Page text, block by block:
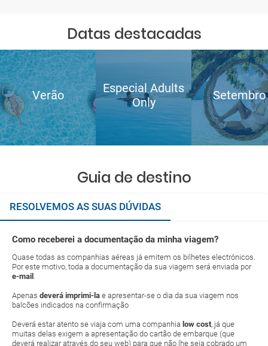
Datas destacadas
Verão
Especial Adults
Only
Setembro
Guia de destino
RESOLVEMOS AS SUAS DÚVIDAS
Como receberei a documentação da minha viagem?
Quase todas as companhias aéreas já emitem os bilhetes electrónicos.
Por este motivo, toda a documentação da sua viagem será enviada por
e-mail .
Apenas deverá imprimi-la e apresentar-se o dia da sua viagem nos
balcões indicados na confirmação
Deverá estar atento se viaja com uma companhia low cost, já que
muitas delas exigem a apresentação do cartão de embarque (que
deverá realizar através do seu web) para que não lhe seja cobrado um